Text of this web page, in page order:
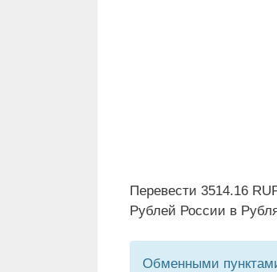
Перевести 3514.16
Рублей России в
Обменными